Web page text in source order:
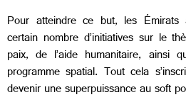
Pour atteindre ce but, les
certain nombre d’initiatives sur le
paix, de l’aide humanitaire, ainsi
programme spatial. Tout cela
devenir une superpuissance au soft